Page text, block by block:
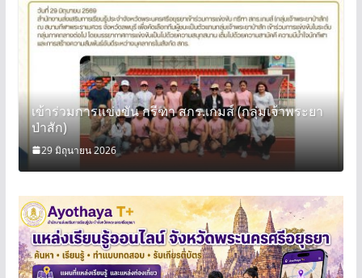
เข้าร่วมการแข่งขัน กรีฑา สกร.เกมส์ (กลุ่มเจ้าพระยา
ป่าสัก)
29 มิถุนายน 2026